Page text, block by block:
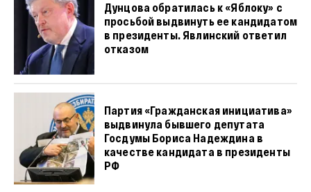
Дунцова обратилась к «Яблоку» с
просьбой выдвинуть ее кандидатом
в президенты. Явлинский ответил
отказом
Партия «Гражданская инициатива»
выдвинула бывшего депутата
Госдумы Бориса Надеждина в
качестве кандидата в президенты
РФ